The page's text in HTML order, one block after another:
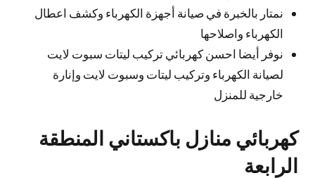
نمتار بالخبرة في صيانة أجهزة الكهرباء وكشف اعطال
الكهرباء واصلاحها
نوفر أيضا احسن كهربائي تركيب ليتات سبوت لايت
لصيانة الكهرباء وتركيب ليتات وسبوت لايت وإنارة
خارجية للمنزل
كهربائي منازل باكستاني المنطقة
الرابعة